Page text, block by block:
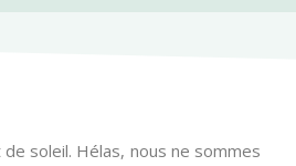
soleil. Hélas, nous ne sommes